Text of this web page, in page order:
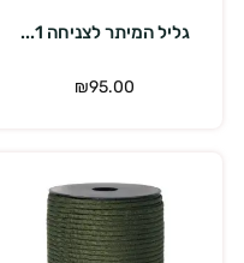
גליל המיתר לצניחה 1...
₪95.00